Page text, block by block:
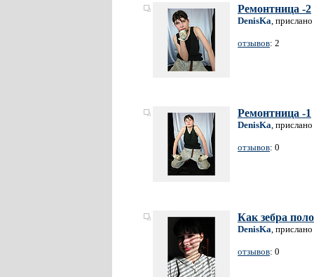
Ремонтница -2
DenisKa,
отзывов: 2
Ремонтница -1
DenisKa,
отзывов: 0
Как зебра
DenisKa,
отзывов: 0